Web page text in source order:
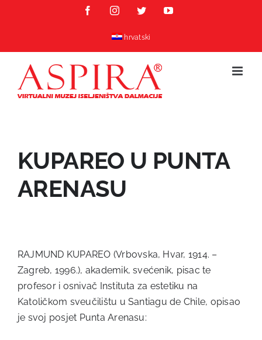
FacebookInstagramTwitterYouTube
hrvatski
KUPAREO U PUNTA
ARENASU
RAJMUND KUPAREO (Vrbovska, Hvar, 1914. –
Zagreb, 1996.), akademik, svećenik, pisac te
profesor i osnivač Instituta za estetiku na
Katoličkom sveučilištu u Santiagu de Chile, opisao
je svoj posjet Punta Arenasu: